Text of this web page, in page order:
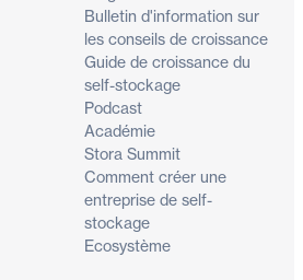
Bulletin d'information sur
les conseils de croissance
Guide de croissance du
self-stockage
Podcast
Académie
Stora Summit
Comment créer une
entreprise de self-
stockage
Ecosystème